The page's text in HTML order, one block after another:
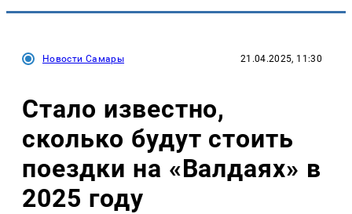
Новости Самары 21.04.2025, 11:30
Стало известно,
сколько будут стоить
поездки на «Валдаях» в
2025 году